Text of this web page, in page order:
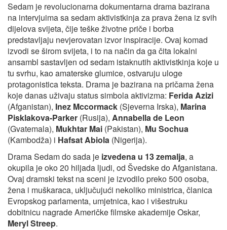
Sedam je revolucionarna dokumentarna drama bazirana
na intervjuima sa sedam aktivistkinja za prava žena iz svih
dijelova svijeta, čije teške životne priče i borba
predstavljaju nevjerovatan izvor inspiracije. Ovaj komad
izvodi se širom svijeta, i to na način da ga čita lokalni
ansambl sastavljen od sedam istaknutih aktivistkinja koje u
tu svrhu, kao amaterske glumice, ostvaruju uloge
protagonistica teksta. Drama je bazirana na pričama žena
koje danas uživaju status simbola aktivizma: Ferida Azizi
(Afganistan), Inez Mccormack (Sjeverna Irska), Marina
Pisklakova-Parker (Rusija), Annabella de Leon
(Gvatemala), Mukhtar Mai (Pakistan), Mu Sochua
(Kambodža) i Hafsat Abiola (Nigerija).
Drama Sedam do sada je izvedena u 13 zemalja, a
okupila je oko 20 hiljada ljudi, od Švedske do Afganistana.
Ovaj dramski tekst na sceni je izvodilo preko 500 osoba,
žena i muškaraca, uključujući nekoliko ministrica, članica
Evropskog parlamenta, umjetnica, kao i višestruku
dobitnicu nagrade Američke filmske akademije Oskar,
Meryl Streep.